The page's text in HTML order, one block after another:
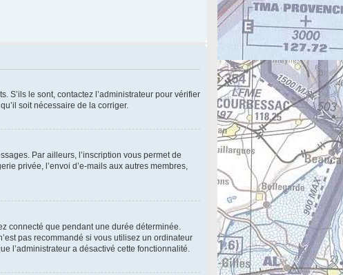
S’ils le sont, contactez l’administrateur pour vérifier
soit nécessaire de la corriger.
Par ailleurs, l’inscription vous permet de
privée, l’envoi d’e-mails aux autres membres,
connecté que pendant une durée déterminée.
pas recommandé si vous utilisez un ordinateur
l’administrateur a désactivé cette fonctionnalité.